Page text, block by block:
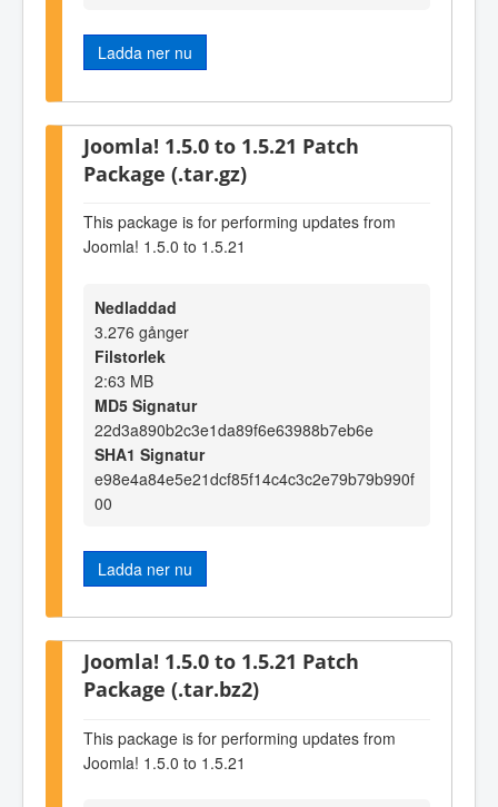
Ladda ner nu
Joomla! 1.5.0 to 1.5.21 Patch
Package (.tar.gz)
This package is for performing updates from
Joomla! 1.5.0 to 1.5.21
Nedladdad
3.276 gånger
Filstorlek
2:63 MB
MD5 Signatur
22d3a890b2c3e1da89f6e63988b7eb6e
SHA1 Signatur
e98e4a84e5e21dcf85f14c4c3c2e79b79b990f
00
Ladda ner nu
Joomla! 1.5.0 to 1.5.21 Patch
Package (.tar.bz2)
This package is for performing updates from
Joomla! 1.5.0 to 1.5.21